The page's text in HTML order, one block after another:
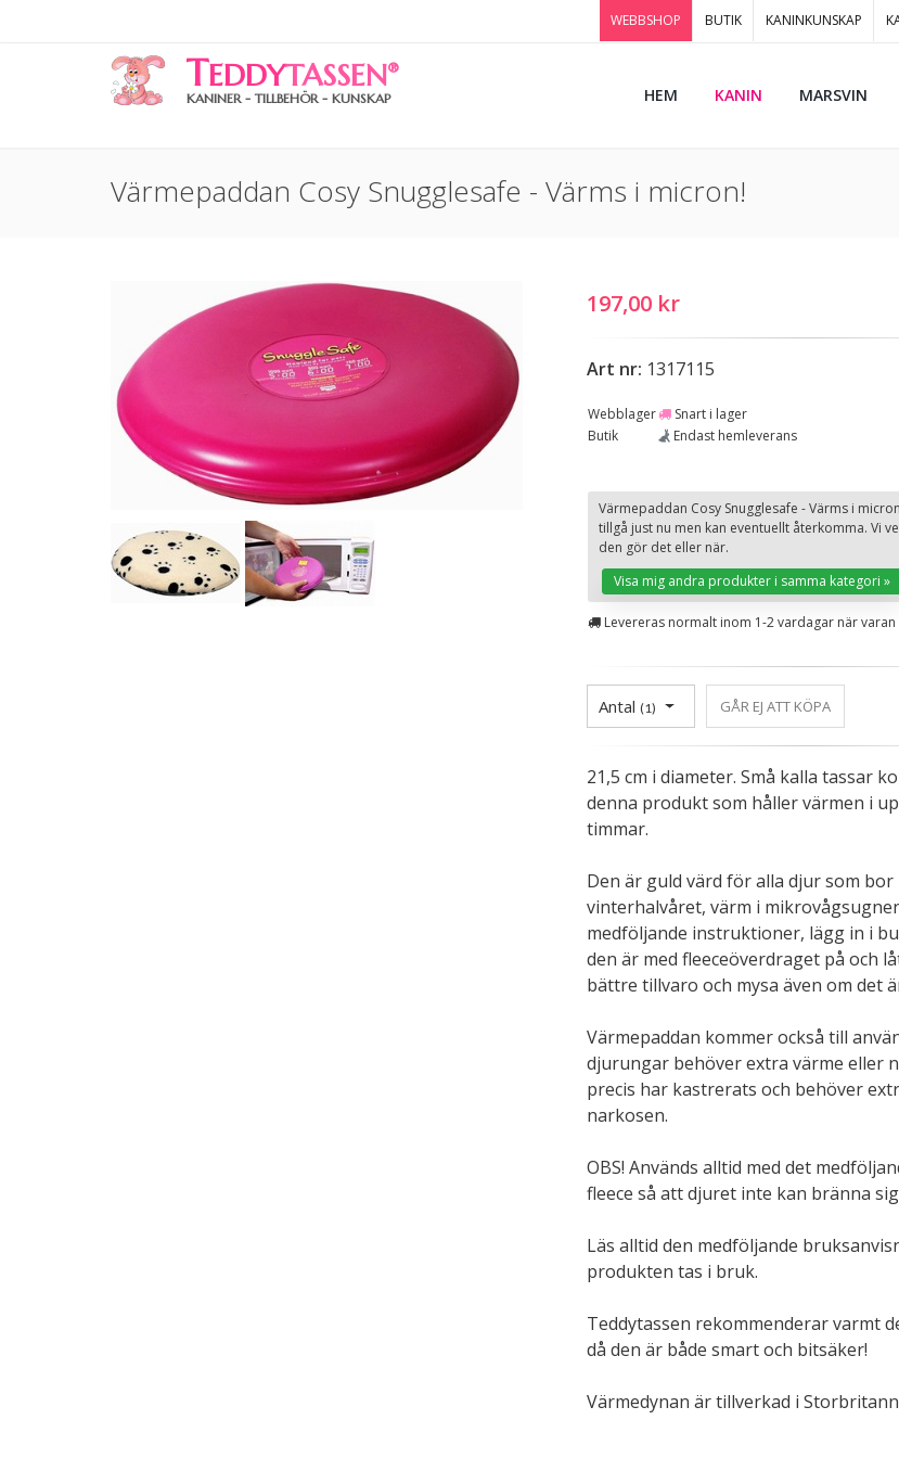
WEBBSHOP BUTIK KANINKUNSKAP
TEDDYTASSEN®
KANINER - TILLBEHÖR - KUNSKAP HEM KANIN MARSVIN
Värmepaddan Cosy Snugglesafe - Värms i micron!
197,00 kr
Art nr: 1317115
Webblager
Snart i lager
Butik
Endast hemleverans
Värmepaddan Cosy Snugglesafe - Värms i
tillgå just nu men kan eventuellt återkomma. Vi
den gör det eller när.
Visa mig andra produkter i samma kategori »
Levereras normalt inom 1-2 vardagar när varan
Antal (1) GÅR EJ ATT KÖPA
21,5 cm i diameter. Små kalla tassar
denna produkt som håller värmen i
timmar.
Den är guld värd för alla djur som
vinterhalvåret, värm i
medföljande instruktioner, lägg in i
den är med fleeceöverdraget på och
bättre tillvaro och mysa även om det
Värmepaddan kommer också till
djurungar behöver extra värme eller
precis har kastrerats och behöver
narkosen.
OBS! Används alltid med det
fleece så att djuret inte kan bränna
Läs alltid den medföljande
produkten tas i bruk.
Teddytassen rekommenderar varmt
då den är både smart och bitsäker!
Värmedynan är tillverkad i